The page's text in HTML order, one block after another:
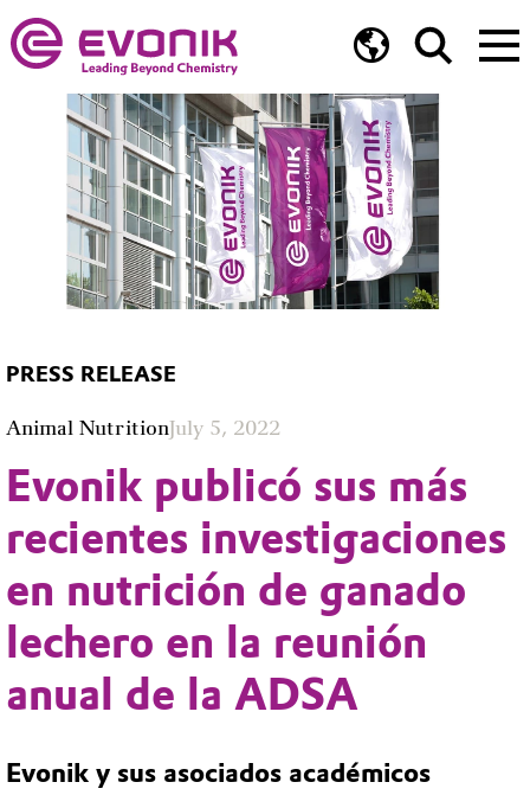
PRESS RELEASE
Animal NutritionJuly 5, 2022
Evonik publicó sus más
recientes investigaciones
en nutrición de ganado
lechero en la reunión
anual de la ADSA
Evonik y sus asociados académicos